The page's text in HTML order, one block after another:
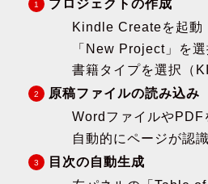
プロジェクトの作成
Kindle Createを起動
「New Project」を選
書籍タイプを選択（
原稿ファイルの読み込み
WordファイルやPDF
自動的にページが認
目次の自動生成